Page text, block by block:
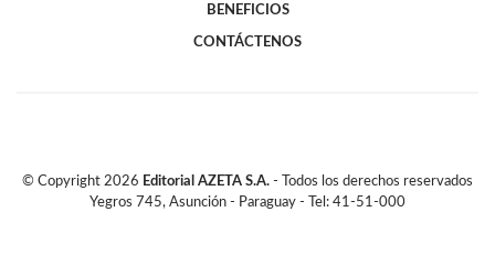
BENEFICIOS
CONTÁCTENOS
© Copyright 2026 Editorial AZETA S.A. - Todos los derechos reservados
Yegros 745, Asunción - Paraguay - Tel: 41-51-000